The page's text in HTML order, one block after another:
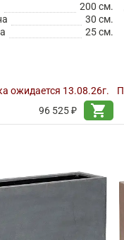
200 см.
30 см.
25 см.
ожидается 13.08.26г.
96 525 ₽
shopping_cart